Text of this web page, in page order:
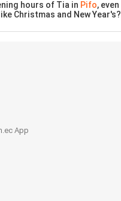
hours of Tia in Pifo, even
Christmas and New Year's?
App